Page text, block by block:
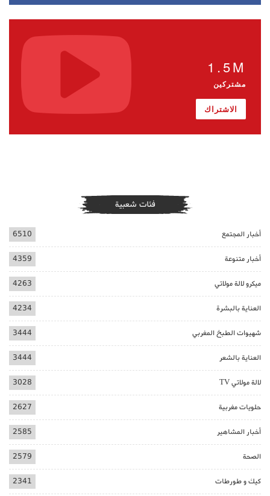
1.5M
مشتركين
الاشتراك
فئات شعبية
أخبار المجتمع 6510
أخبار متنوعة 4359
ميكرو لالة مولاتي 4263
العناية بالبشرة 4234
شهيوات الطبخ المغربي 3444
العناية بالشعر 3444
لالة مولاتي TV 3028
حلويات مغربية 2627
أخبار المشاهير 2585
الصحة 2579
كيك و طورطات 2341